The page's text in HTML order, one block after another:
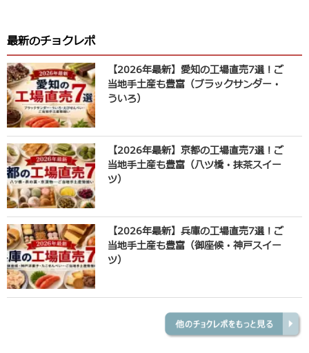
最新のチョクレポ
【2026年最新】愛知の工場直売7選！ご
当地手土産も豊富（ブラックサンダー・
ういろ）
【2026年最新】京都の工場直売7選！ご
当地手土産も豊富（八ツ橋・抹茶スイー
ツ）
【2026年最新】兵庫の工場直売7選！ご
当地手土産も豊富（御座候・神戸スイー
ツ）